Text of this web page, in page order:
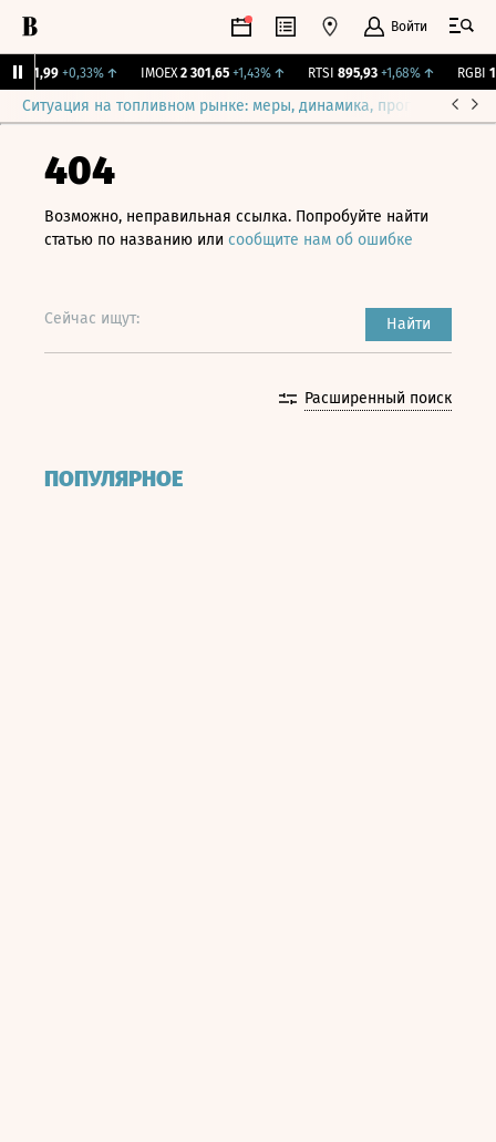
Войти
11,99 +0,33%↑ IMOEX 2 301,65 +1,43%↑ RTSI 895,93 +1,68% ↑ RGBI
Ситуация на топливном рынке: меры, динамика, прогнозы
404
Возможно, неправильная ссылка. Попробуйте найти
статью по названию или сообщите нам об ошибке
Сейчас ищут: Найти
Расширенный поиск
ПОПУЛЯРНОЕ